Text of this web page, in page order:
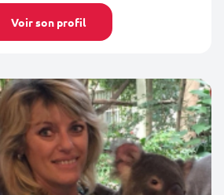
Voir son profil